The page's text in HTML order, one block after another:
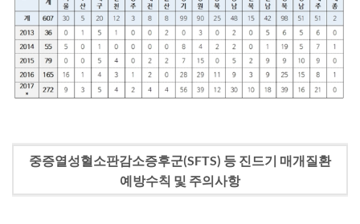
중증열성혈소판감소증후군(SFTS) 등 진드기 매개질환
예방수칙 및 주의사항